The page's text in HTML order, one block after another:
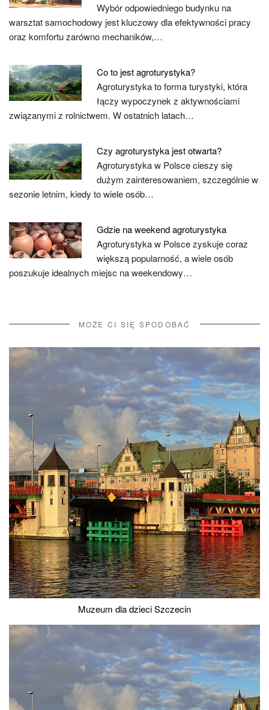
Wybór odpowiedniego budynku na
warsztat samochodowy jest kluczowy dla efektywności pracy
oraz komfortu zarówno mechaników,…
Co to jest agroturystyka?
Agroturystyka to forma turystyki, która
łączy wypoczynek z aktywnościami
związanymi z rolnictwem. W ostatnich latach…
Czy agroturystyka jest otwarta?
Agroturystyka w Polsce cieszy się
dużym zainteresowaniem, szczególnie w
sezonie letnim, kiedy to wiele osób…
Gdzie na weekend agroturystyka
Agroturystyka w Polsce zyskuje coraz
większą popularność, a wiele osób
poszukuje idealnych miejsc na weekendowy…
MOŻE CI SIĘ SPODOBAĆ
Muzeum dla dzieci Szczecin